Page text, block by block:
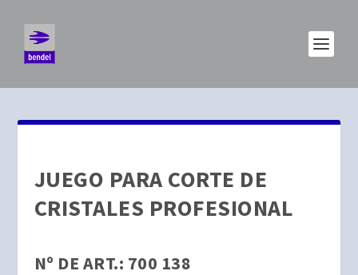
JUEGO PARA CORTE DE
CRISTALES PROFESIONAL
Nº DE ART.: 700 138